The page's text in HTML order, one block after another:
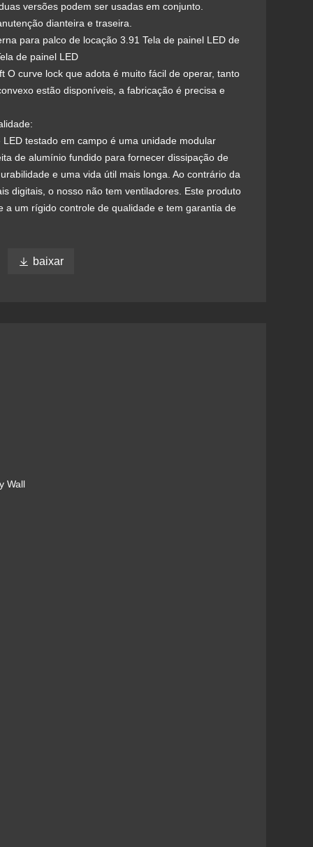
versões podem ser usadas em conjunto.
dianteira e traseira.
para palco de locação 3.91 Tela de painel LED de
de painel LED
O curve lock que adota é muito fácil de operar, tanto
estão disponíveis, a fabricação é precisa e
LED testado em campo é uma unidade modular
de alumínio fundido para fornecer dissipação de
e uma vida útil mais longa. Ao contrário da
digitais, o nosso não tem ventiladores. Este produto
a um rígido controle de qualidade e tem garantia de
 baixar
Wall